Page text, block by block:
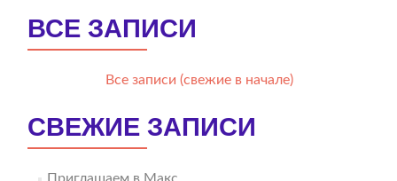
ВСЕ ЗАПИСИ
Все записи (свежие в начале)
СВЕЖИЕ ЗАПИСИ